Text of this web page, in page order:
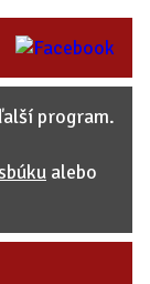
program.
alebo